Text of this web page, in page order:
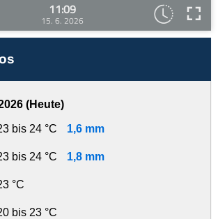
11:09
15. 6. 2026
(Heute)
bis 24 °C 1,6 mm
bis 24 °C 1,8 mm
°C
bis 23 °C